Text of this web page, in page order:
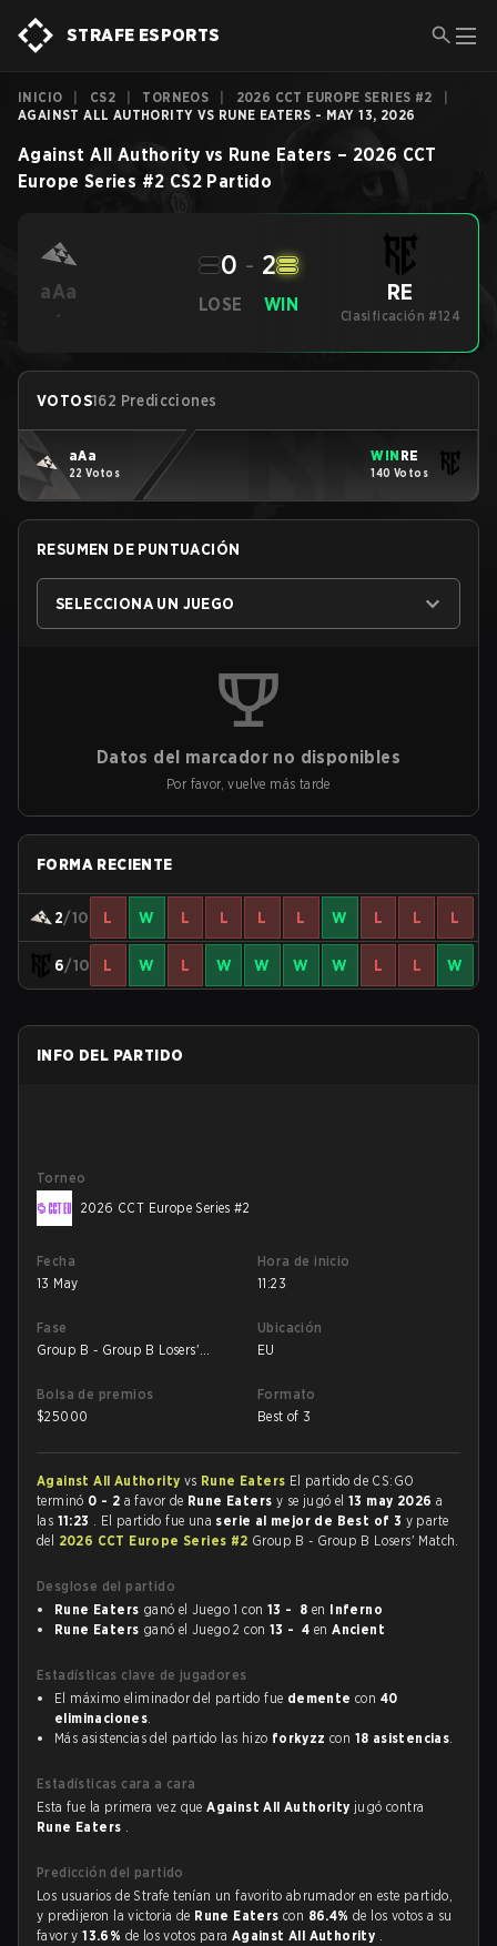
STRAFE ESPORTS
INICIO CS2 TORNEOS 2026 CCT EUROPE SERIES #2
AGAINST ALL AUTHORITY VS RUNE EATERS - MAY 13, 2026
Against All Authority vs Rune Eaters – 2026 CCT
Europe Series #2 CS2 Partido
aAa
-
LOSE
0 - 2
WIN RE
Clasificación #124
VOTOS162 Predicciones
aAa
22 Votos
WIN RE
140 Votos
RESUMEN DE PUNTUACIÓN
SELECCIONA UN JUEGO
Datos del marcador no disponibles
Por favor, vuelve más tarde
FORMA RECIENTE
2/10 L W L L L L W L L L
6/10 L W L W W W W L L W
INFO DEL PARTIDO
Torneo
2026 CCT Europe Series #2
Fecha
13 May
Hora de inicio
11:23
Fase
Group B - Group B Losers'
Ubicación
EU
Bolsa de premios
$25000
Formato
Best of 3
Against All Authority vs Rune Eaters El partido de CS:GO
terminó 0 - 2 a favor de Rune Eaters y se jugó el13 may 2026 a
las 11:23 . El partido fue una serie al mejor de Best of 3 y parte
del 2026 CCT Europe Series #2 Group B - Group B Losers' Match.
Desglose del partido
Rune Eaters ganó el Juego 1 con 13 - 8 en Inferno
Rune Eaters ganó el Juego 2 con 13 - 4 enAncient
Estadísticas clave de jugadores
El máximo eliminador del partido fue demente con 40
eliminaciones.
Más asistencias del partido las hizo forkyzz con 18 asistencias.
Estadísticas cara a cara
Esta fue la primera vez queAgainst All Authority jugó contra
Rune Eaters .
Predicción del partido
Los usuarios de Strafe tenían un favorito abrumador en este partido,
y predijeron la victoria de Rune Eaterscon 86.4%de los votos a su
favor y13.6% de los votos para Against All Authority .